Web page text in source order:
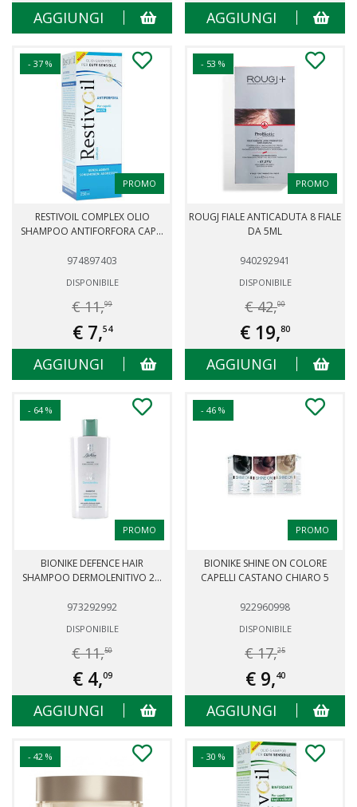
AGGIUNGI AGGIUNGI
- 37 %
PROMO
RESTIVOIL COMPLEX OLIO
SHAMPOO ANTIFORFORA CAP...
974897403
DISPONIBILE
€ 11,99
€ 7,54
AGGIUNGI
- 53 %
PROMO
ROUGJ FIALE ANTICADUTA 8 FIALE
DA 5ML
940292941
DISPONIBILE
€ 42,00
€ 19,80
AGGIUNGI
- 64 %
PROMO
BIONIKE DEFENCE HAIR
SHAMPOO DERMOLENITIVO 2...
973292992
DISPONIBILE
€ 11,50
€ 4,09
AGGIUNGI
- 46 %
PROMO
BIONIKE SHINE ON COLORE
CAPELLI CASTANO CHIARO 5
922960998
DISPONIBILE
€ 17,25
€ 9,40
AGGIUNGI
- 42 % - 30 %